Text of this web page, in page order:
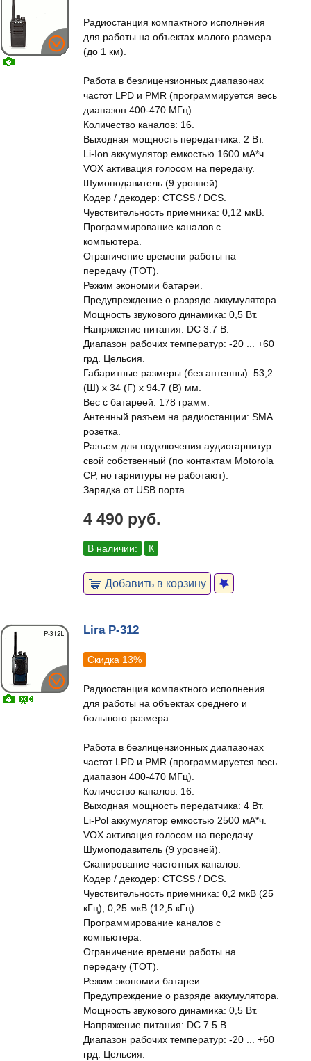
Радиостанция компактного исполнения
для работы на объектах малого размера
(до 1 км).
Работа в безлицензионных диапазонах
частот LPD и PMR (программируется весь
диапазон 400-470 МГц).
Количество каналов: 16.
Выходная мощность передатчика: 2 Вт.
Li-Ion аккумулятор емкостью 1600 мА*ч.
VOX активация голосом на передачу.
Шумоподавитель (9 уровней).
Кодер / декодер: CTCSS / DCS.
Чувствительность приемника: 0,12 мкВ.
Программирование каналов с
компьютера.
Ограничение времени работы на
передачу (TOT).
Режим экономии батареи.
Предупреждение о разряде аккумулятора.
Мощность звукового динамика: 0,5 Вт.
Напряжение питания: DC 3.7 В.
Диапазон рабочих температур: -20 ... +60
грд. Цельсия.
Габаритные размеры (без антенны): 53,2
(Ш) х 34 (Г) х 94.7 (В) мм.
Вес с батареей: 178 грамм.
Антенный разъем на радиостанции: SMA
розетка.
Разъем для подключения аудиогарнитур:
свой собственный (по контактам Motorola
CP, но гарнитуры не работают).
Зарядка от USB порта.
4 490 руб.
В наличии: К
Добавить в корзину
Lira P-312
Скидка 13%
Радиостанция компактного исполнения
для работы на объектах среднего и
большого размера.
Работа в безлицензионных диапазонах
частот LPD и PMR (программируется весь
диапазон 400-470 МГц).
Количество каналов: 16.
Выходная мощность передатчика: 4 Вт.
Li-Pol аккумулятор емкостью 2500 мА*ч.
VOX активация голосом на передачу.
Шумоподавитель (9 уровней).
Сканирование частотных каналов.
Кодер / декодер: CTCSS / DCS.
Чувствительность приемника: 0,2 мкВ (25
кГц); 0,25 мкВ (12,5 кГц).
Программирование каналов с
компьютера.
Ограничение времени работы на
передачу (TOT).
Режим экономии батареи.
Предупреждение о разряде аккумулятора.
Мощность звукового динамика: 0,5 Вт.
Напряжение питания: DC 7.5 В.
Диапазон рабочих температур: -20 ... +60
грд. Цельсия.